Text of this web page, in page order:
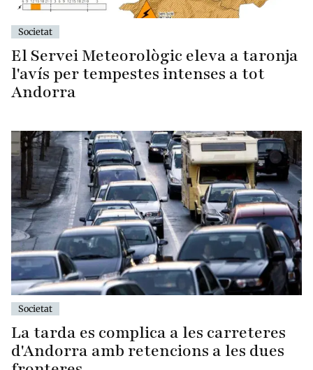
Societat
El Servei Meteorològic eleva a taronja
l'avís per tempestes intenses a tot
Andorra
Societat
La tarda es complica a les carreteres
d'Andorra amb retencions a les dues